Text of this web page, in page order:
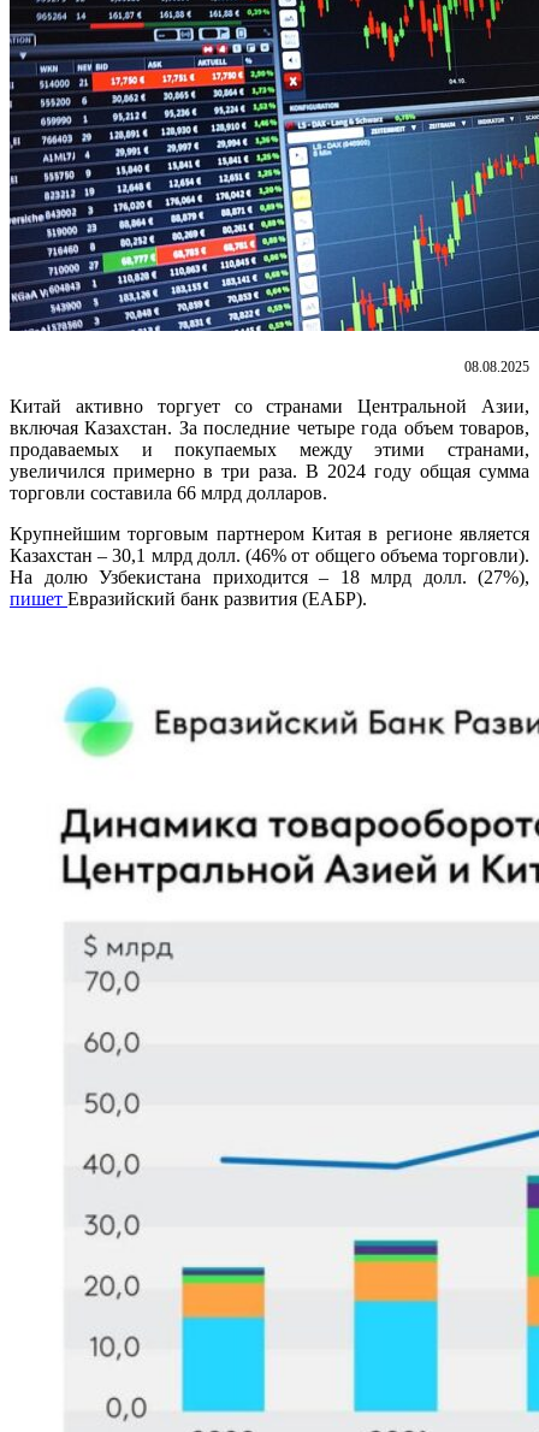
08.08.2025
Китай активно торгует со странами Центральной Азии,
включая Казахстан. За последние четыре года объем товаров,
продаваемых и покупаемых между этими странами,
увеличился примерно в три раза. В 2024 году общая сумма
торговли составила 66 млрд долларов.
Крупнейшим торговым партнером Китая в регионе является
Казахстан – 30,1 млрд долл. (46% от общего объема торговли).
На долю Узбекистана приходится – 18 млрд долл. (27%),
пишет Евразийский банк развития (ЕАБР).